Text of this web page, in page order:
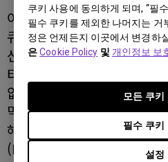
쿠키 사용에 동의하게 되며, “필
필수 쿠키를 제외한 나머지는 거
정은 언제든지 이곳에서 변경하
은Cookie Policy 및 개인정보 보
설정
필수 쿠키
모든 쿠키
이번 행사 대상 제품인 아이
큐의 최신 제품에서 꾸준히
션이 적용된 제품이다. 아이
터에서 보이는 초당 200회
없앤 벤큐의 플리커 프리
막을 손상시킬 수 있는 청색
해 최대 70%까지 줄일 수 있
(Low Blue Light) 기능을 통